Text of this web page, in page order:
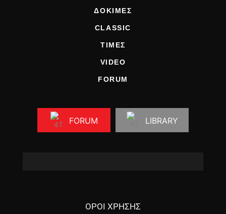
ΔΟΚΙΜΕΣ
CLASSIC
ΤΙΜΕΣ
VIDEO
FORUM
FORUM LIBRARY
ΟΡΟΙ ΧΡΗΣΗΣ